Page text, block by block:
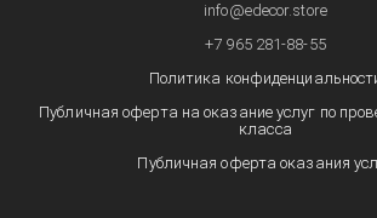
info@edecor.store
+7 965 281-88-55
Политика
Публичная оферта на оказание услуг по
класса
Публичная оферта оказания